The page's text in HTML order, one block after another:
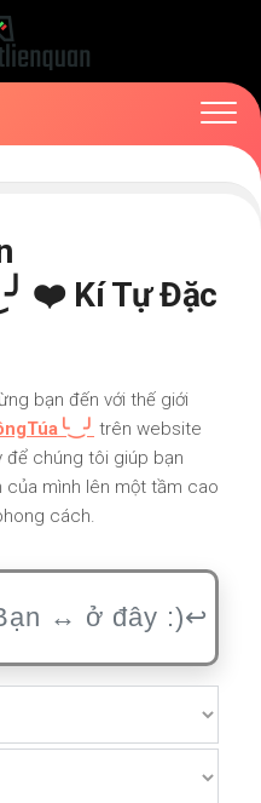
❤️ Kí Tự Đặc
bạn đến với thế giới
trên website
chúng tôi giúp bạn
của mình lên một tầm cao
cách.